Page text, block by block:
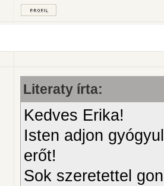
Literaty írta:
Kedves Erika!
Isten adjon
erőt!
Sok szeretettel